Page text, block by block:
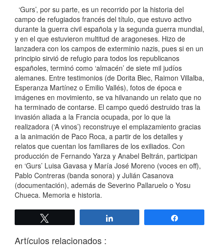
‘Gurs’, por su parte, es un recorrido por la historia del
campo de refugiados francés del título, que estuvo activo
durante la guerra civil española y la segunda guerra mundial,
y en el que estuvieron multitud de aragoneses. Hizo de
lanzadera con los campos de exterminio nazis, pues si en un
principio sirvió de refugio para todos los republicanos
españoles, terminó como ‘almacén’ de siete mil judíos
alemanes. Entre testimonios (de Dorita Biec, Raimon Villalba,
Esperanza Martínez o Emilio Vallés), fotos de época e
imágenes en movimiento, se va hilvanando un relato que no
ha terminado de contarse. El campo quedó destruido tras la
invasión aliada a la Francia ocupada, por lo que la
realizadora (‘A vinos’) reconstruye el emplazamiento gracias
a la animación de Paco Roca, a partir de los detalles y
relatos que cuentan los familiares de los exiliados. Con
producción de Fernando Yarza y Anabel Beltrán, participan
en ‘Gurs’ Luisa Gavasa y María José Moreno (voces en off),
Pablo Contreras (banda sonora) y Julián Casanova
(documentación), además de Severino Pallaruelo o Yosu
Chueca. Memoria e historia.
Artículos relacionados :